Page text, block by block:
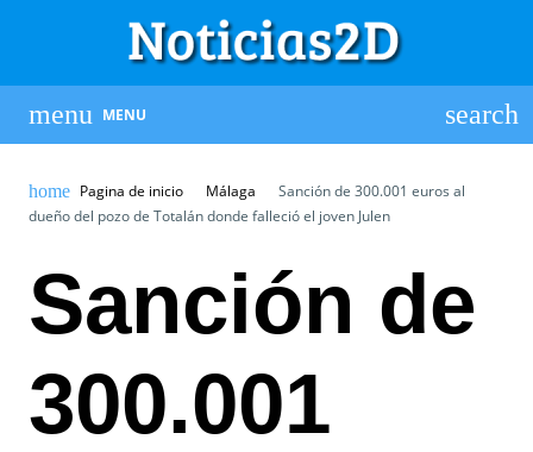
MENU
Pagina de inicio Málaga
Sanción de 300.001 euros al
dueño del pozo de Totalán donde falleció el joven Julen
Sanción de
300.001